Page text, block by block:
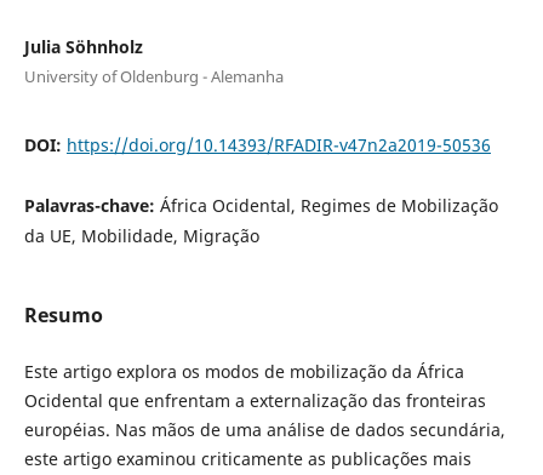
Julia Söhnholz
University of Oldenburg - Alemanha
DOI: https://doi.org/10.14393/RFADIR-v47n2a2019-50536
Palavras-chave: África Ocidental, Regimes de Mobilização
da UE, Mobilidade, Migração
Resumo
Este artigo explora os modos de mobilização da África
Ocidental que enfrentam a externalização das fronteiras
européias. Nas mãos de uma análise de dados secundária,
este artigo examinou criticamente as publicações mais